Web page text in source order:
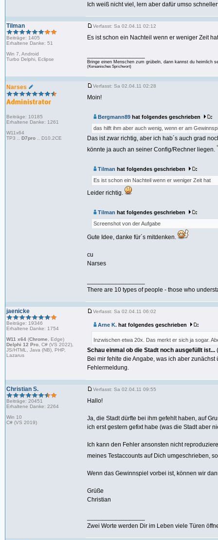
Ich weiß nicht viel, lern aber dafür umso
Tilman
Beiträge: 1405
Erhaltene Danke: 51
Win 7, Android
Turbo Delphi, Eclipse
Verfasst: Sa 02.04.11 02:12
Es ist schon ein Nachteil wenn er weniger Zeit
Bringe einen Menschen zum grübeln, dann kannst du heimlich
(Koreanisches Sprichwort)
Narses
Beiträge: 10185
Erhaltene Danke: 1261
W11x64
TP3 .. D7pro .. D10.2CE
Verfasst: Sa 02.04.11 02:28
Moin!
Bergmann89 hat folgendes geschrieben
:
das hilft ihm aber auch wenig, wenn er am
Das ist zwar richtig, aber ich hab´s auch grad
könnte ja auch an seiner Config/Rechner liegen.
Tilman hat folgendes geschrieben
:
Es ist schon ein Nachteil wenn er weniger Zeit hat
Leider richtig.
Tilman hat folgendes geschrieben
:
Screenshot von der Aufgabe
Gute Idee, danke für´s mitdenken.
cu
Narses
There are 10 types of people - those who
jaenicke
Beiträge: 19346
Erhaltene Danke: 1754
W11 x64 (Chrome , Edge)
Delphi 12 Pro , C# (VS 2022),
JS/HTML, Java (NB), PHP,
Lazarus
Verfasst: Sa 02.04.11 06:02
Arne K. hat folgendes geschrieben :
Inzwischen etwa 20x. Das merkt er sich ja sogar.
Schau einmal ob die Stadt noch ausgefüllt ist...
Bei mir fehlte die Angabe, was ich aber
Fehlermeldung.
Christian S.
Beiträge: 20451
Erhaltene Danke: 2264
Win 10
C# (VS 2019)
Verfasst: Sa 02.04.11 09:55
Hallo!
Ja, die Stadt dürfte bei ihm gefehlt haben, auf
ich erst gestern gefixt habe (was die Stadt aber
Ich kann den Fehler ansonsten nicht
meines Testaccounts auf Dich umgeschrieben,
Wenn das Gewinnspiel vorbei ist, können wir
Grüße
Christian
Zwei Worte werden Dir im Leben viele Türen